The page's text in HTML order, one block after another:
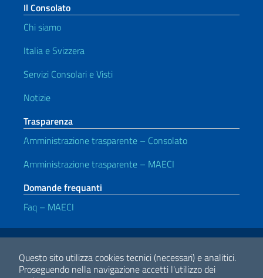
Questo sito utilizza cookies tecnici (necessari) e analitici.
Proseguendo nella navigazione accetti l'utilizzo dei
Il Consolato
Chi siamo
Italia e Svizzera
Servizi Consolari e Visti
Notizie
Trasparenza
Amministrazione trasparente – Consolato
Amministrazione trasparente – MAECI
Domande frequanti
Faq – MAECI
Link Utili